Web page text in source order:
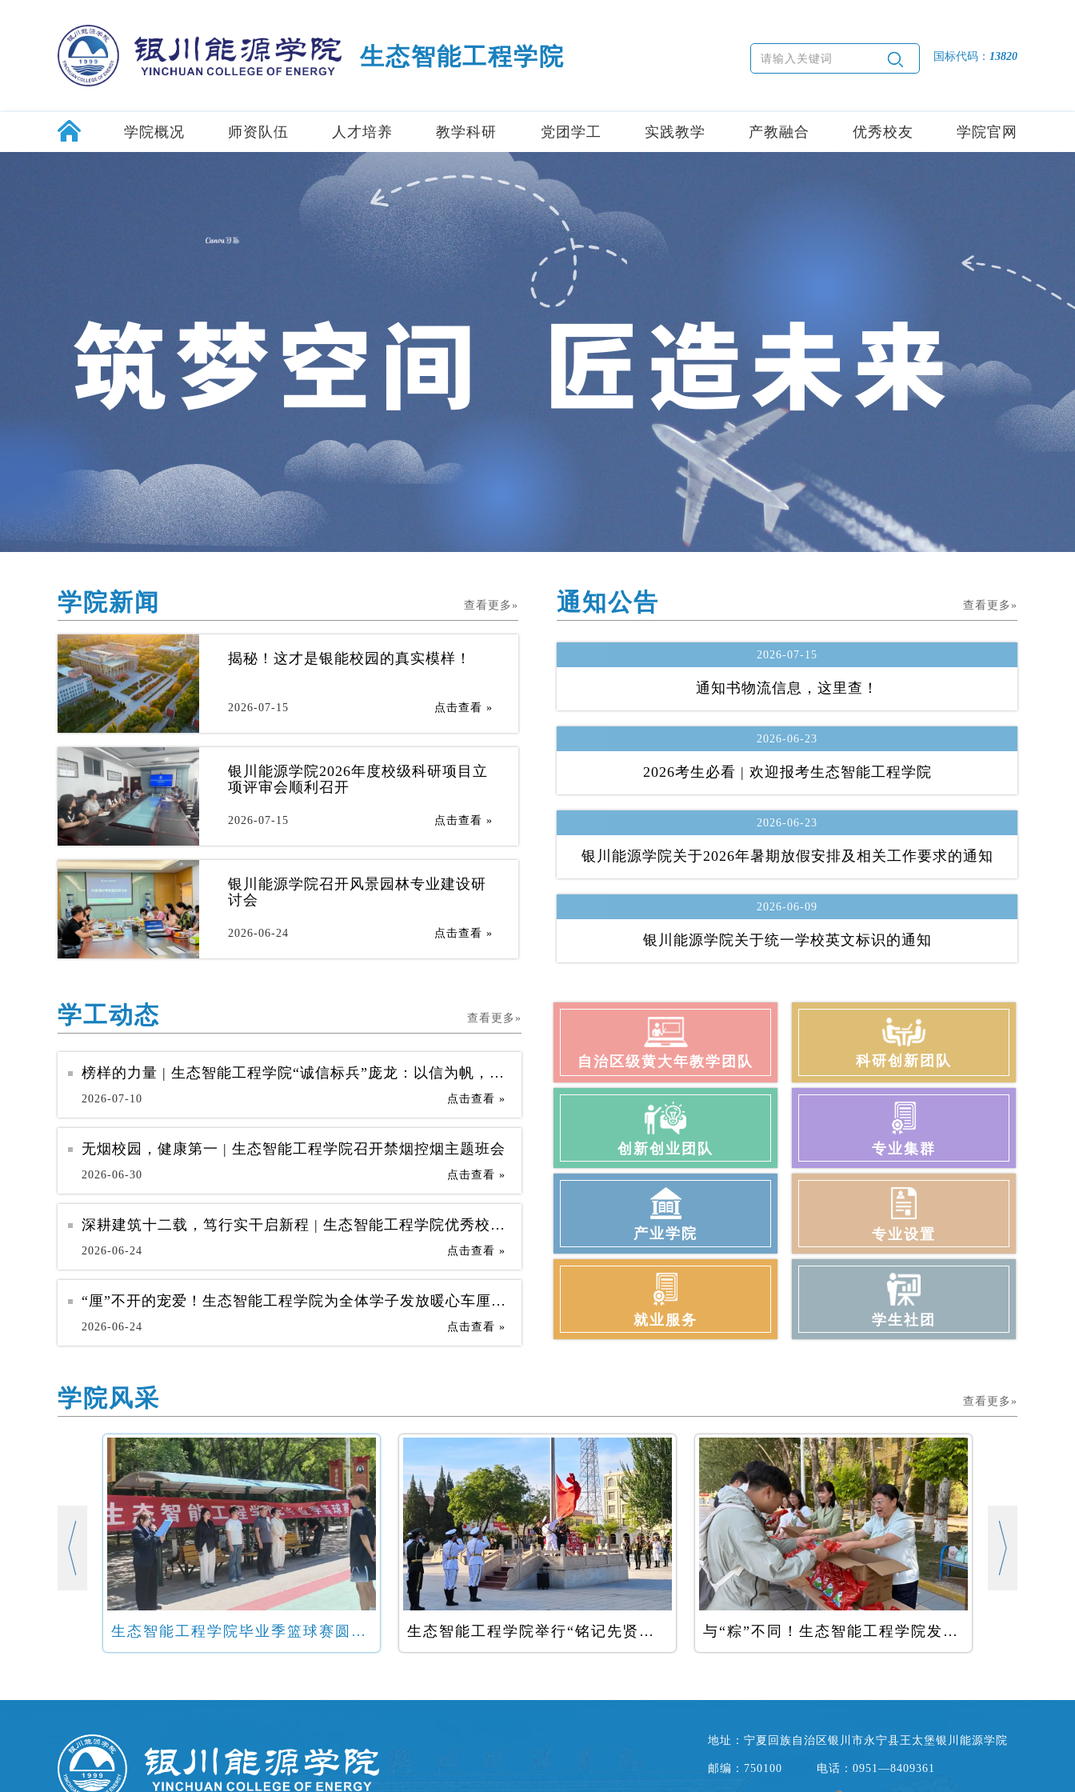
生态智能工程学院 国标代码： 13820
学院概况 师资队伍 人才培养 教学科研 党团学工 实践教学 产教融合 优秀校友 学院官网
学院新闻 查看更多»
揭秘！这才是银能校园的真实模样！
2026-07-15 点击查看 »
银川能源学院2026年度校级科研项目立
项评审会顺利召开
2026-07-15 点击查看 »
银川能源学院召开风景园林专业建设研
讨会
2026-06-24 点击查看 »
通知公告 查看更多»
2026-07-15
通知书物流信息，这里查！
2026-06-23
2026考生必看 | 欢迎报考生态智能工程学院
2026-06-23
银川能源学院关于2026年暑期放假安排及相关工作要求的通知
2026-06-09
银川能源学院关于统一学校英文标识的通知
学工动态 查看更多»
榜样的力量 | 生态智能工程学院“诚信标兵”庞龙：以信为帆，逐梦前行
2026-07-10 点击查看 »
无烟校园，健康第一 | 生态智能工程学院召开禁烟控烟主题班会
2026-06-30 点击查看 »
深耕建筑十二载，笃行实干启新程 | 生态智能工程学院优秀校友罗勇的成长历程
2026-06-24 点击查看 »
“厘”不开的宠爱！生态智能工程学院为全体学子发放暖心车厘子
2026-06-24 点击查看 »
自治区级黄大年教学团队 科研创新团队
创新创业团队 专业集群
产业学院 专业设置
就业服务 学生社团
学院风采 查看更多»
生态智能工程学院毕业季篮球赛圆满落幕 生态智能工程学院举行“铭记先贤气节，厚植家国情怀”主题升国旗仪式 与“粽”不同！生态智能工程学院发粽子啦！！!
地址：宁夏回族自治区银川市永宁县王太堡银川能源学院
邮编：750100 电话：0951—8409361